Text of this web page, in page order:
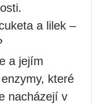
a lilek –
a jejím
které
nacházejí v